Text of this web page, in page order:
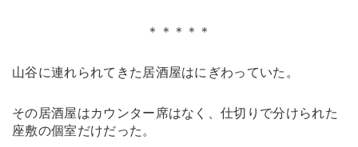
＊＊＊＊＊
山谷に連れられてきた居酒屋はにぎわっていた。
その居酒屋はカウンター席はなく、仕切りで分けられた
座敷の個室だけだった。